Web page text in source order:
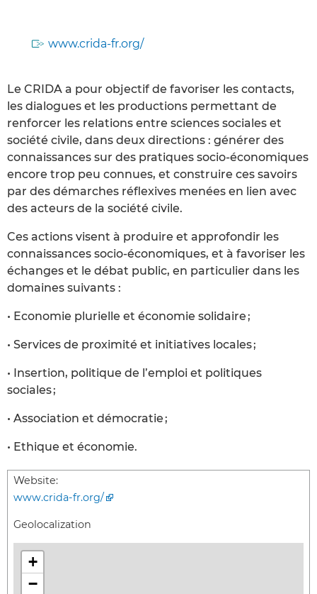
www.crida-fr.org/
Le CRIDA a pour objectif de favoriser les contacts,
les dialogues et les productions permettant de
renforcer les relations entre sciences sociales et
société civile, dans deux directions : générer des
connaissances sur des pratiques socio-économiques
encore trop peu connues, et construire ces savoirs
par des démarches réflexives menées en lien avec
des acteurs de la société civile.
Ces actions visent à produire et approfondir les
connaissances socio-économiques, et à favoriser les
échanges et le débat public, en particulier dans les
domaines suivants :
• Economie plurielle et économie solidaire ;
• Services de proximité et initiatives locales ;
• Insertion, politique de l’emploi et politiques
sociales ;
• Association et démocratie ;
• Ethique et économie.
Website:
www.crida-fr.org/
Geolocalization
+
−